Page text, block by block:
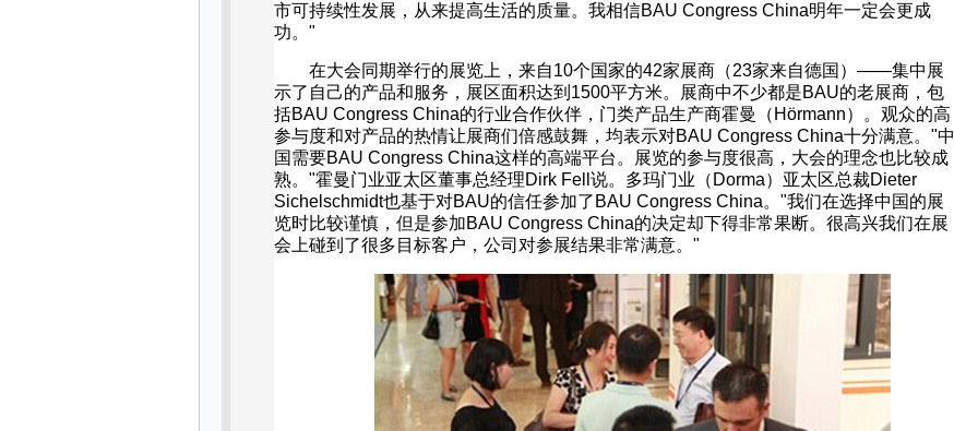
市可持续性发展，从来提高生活的质量。我相信BAU Congress China明年一定会更成
功。 "
在大会同期举行的展览上，来自10个国家的42家展商（23家来自德国） ——集中展
示了自己的产品和服务，展区面积达到 1500平方米。展商中不少都是BAU的老展商，包
括BAU Congress China的行业合作伙伴，门类产品生产商霍曼（ Hörmann）。观众的高
参与度和对产品的热情让展商们倍感鼓舞，均表示对BAU Congress China十分满意。 "中
国需要BAU Congress China这样的高端平台。展览的参与度很高，大会的理念也比较成
熟。 "霍曼门业亚太区董事总经理Dirk Fell 说。多玛门业（ Dorma）亚太区总裁Dieter
Sichelschmidt也基于对BAU的信任参加了 BAU Congress China。 "我们在选择中国的展
览时比较谨慎，但是参加BAU Congress China的决定却下得非常果断。很高兴我们在展
会上碰到了很多目标客户，公司对参展结果非常满意。 "